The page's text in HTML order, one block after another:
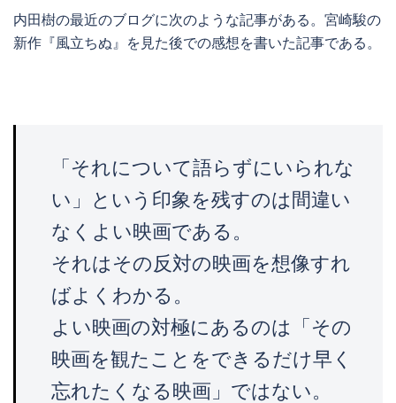
内田樹の最近のブログに次のような記事がある。宮崎駿の
新作『風立ちぬ』を見た後での感想を書いた記事である。
「それについて語らずにいられな
い」という印象を残すのは間違い
なくよい映画である。
それはその反対の映画を想像すれ
ばよくわかる。
よい映画の対極にあるのは「その
映画を観たことをできるだけ早く
忘れたくなる映画」ではない。